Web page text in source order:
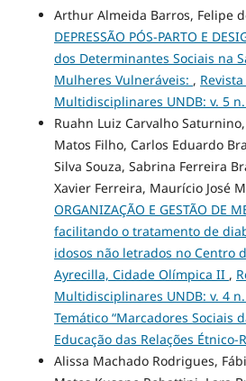
Arthur Almeida Barros, Felipe
DEPRESSÃO PÓS-PARTO E
dos Determinantes Sociais na
Mulheres Vulneráveis: ,
Multidisciplinares UNDB: v. 5 n.
Ruahn Luiz Carvalho
Matos Filho, Carlos Eduardo
Silva Souza, Sabrina Ferreira
Xavier Ferreira, Maurício José
ORGANIZAÇÃO E GESTÃO DE
facilitando o tratamento de
idosos não letrados no Centro
Ayrecilla, Cidade Olímpica II ,
Multidisciplinares UNDB: v. 4
Temático “Marcadores Sociais
Educação das Relações Étnico-
Alissa Machado Rodrigues,